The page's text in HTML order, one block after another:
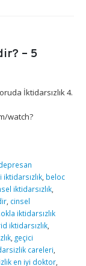
– 5
İktidarsızlık 4.
watch?
beloc
iktidarsızlık
cinsel
iktidarsızlık
iktidarsızlık
geçici
careleri
en iyi doktor